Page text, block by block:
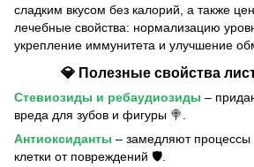
сладким вкусом без калорий, а также
лечебные свойства: нормализацию
укрепление иммунитета и улучшение
💎 Полезные свойства
Стевиозиды и ребаудиозиды –
вреда для зубов и фигуры 🍭.
Антиоксиданты – замедляют
клетки от повреждений 🛡️.